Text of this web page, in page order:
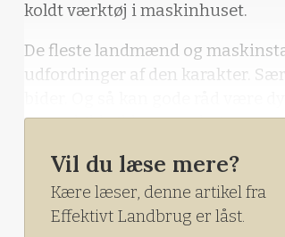
koldt værktøj i maskinhuset.
De fleste landmænd og
udfordringer af den karakter.
varmekilde ikke være, hvis man
Vil du læse mere?
Kære læser, denne artikel fra
Effektivt Landbrug er låst.